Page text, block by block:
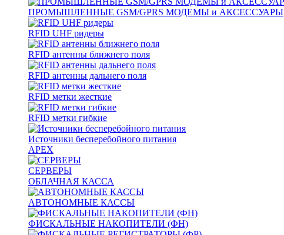
ПРОМЫШЛЕННЫЕ GSM/GPRS МОДЕМЫ и АКСЕССУАРЫ
RFID UHF ридеры
RFID антенны ближнего поля
RFID антенны дальнего поля
RFID метки жесткие
RFID метки гибкие
Источники бесперебойного питания
APEX
СЕРВЕРЫ
ОБЛАЧНАЯ КАССА
АВТОНОМНЫЕ КАССЫ
ФИСКАЛЬНЫЕ НАКОПИТЕЛИ (ФН)